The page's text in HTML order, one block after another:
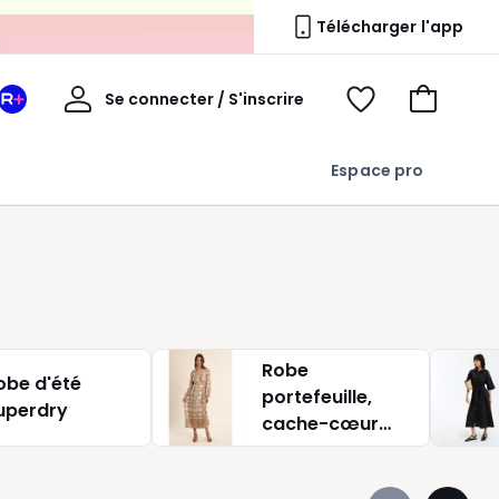
Télécharger l'app
Espace pro
Mon
Se connecter / S'inscrire
Mon
Voir
Voir
d'été
Robe
portefeuille,
cache-cœur
Superdry